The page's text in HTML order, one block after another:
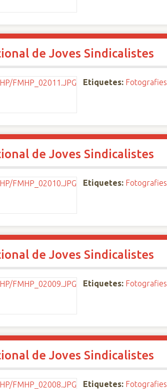
de Joves Sindicalistes
Etiquetes: Fotografies
de Joves Sindicalistes
Etiquetes: Fotografies
de Joves Sindicalistes
Etiquetes: Fotografies
de Joves Sindicalistes
Etiquetes: Fotografies